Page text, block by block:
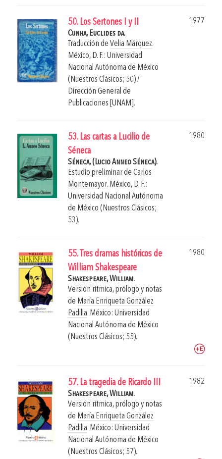
50. Los Sertones I y II
1977
Cunha, Euclides da.
Traducción de Velia Márquez.
México, D. F.: Universidad
Nacional Autónoma de México
(Nuestros Clásicos; 50) /
Dirección General de
Publicaciones [UNAM].
53. Las cartas a Lucilio de
Séneca
1980
Séneca, (Lucio Anneo Séneca).
Estudio preliminar de Carlos
Montemayor. México, D. F.:
Universidad Nacional Autónoma
de México (Nuestros Clásicos;
53).
55. Tres dramas históricos de
William Shakespeare
1980
Shakespeare, William.
Versión rítmica, prólogo y notas
de María Enriqueta González
Padilla. México: Universidad
Nacional Autónoma de México
(Nuestros Clásicos; 55).
57. La tragedia de Ricardo III
1982
Shakespeare, William.
Versión rítmica, prólogo y notas
de María Enriqueta González
Padilla. México: Universidad
Nacional Autónoma de México
(Nuestros Clásicos; 57).